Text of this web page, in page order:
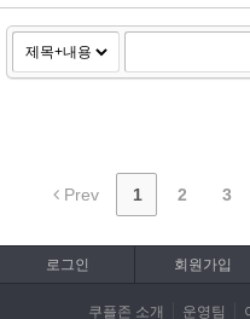
Prev 1 2 3
로그인 회원가입
쿠플존 소개 운영팀